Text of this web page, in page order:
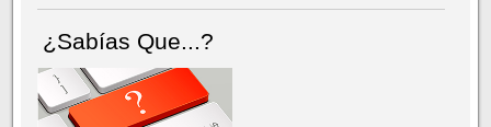
¿Sabías Que...?